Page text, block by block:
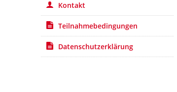
Kontakt
Teilnahmebedingungen
Datenschutzerklärung